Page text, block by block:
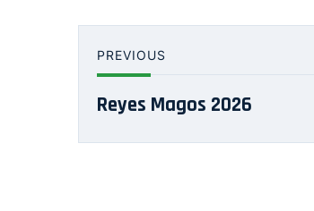
PREVIOUS
Reyes Magos 2026